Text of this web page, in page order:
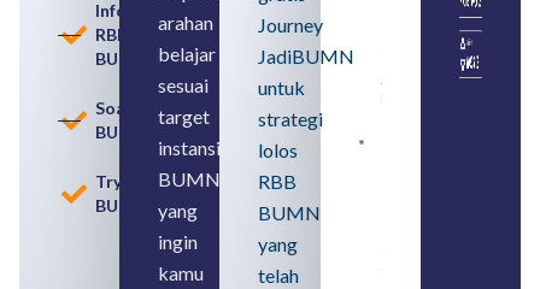
Informasi
RBB
BUMN
Soal
BUMN
Tryout
BUMN
arahan
belajar
sesuai
target
instansi
BUMN
yang
ingin
kamu
Journey
JadiBUMN
untuk
strategi
lolos
RBB
BUMN
yang
telah
Perbedaan,
serta Jenis
August 6,
2026
SMA
Syarat,